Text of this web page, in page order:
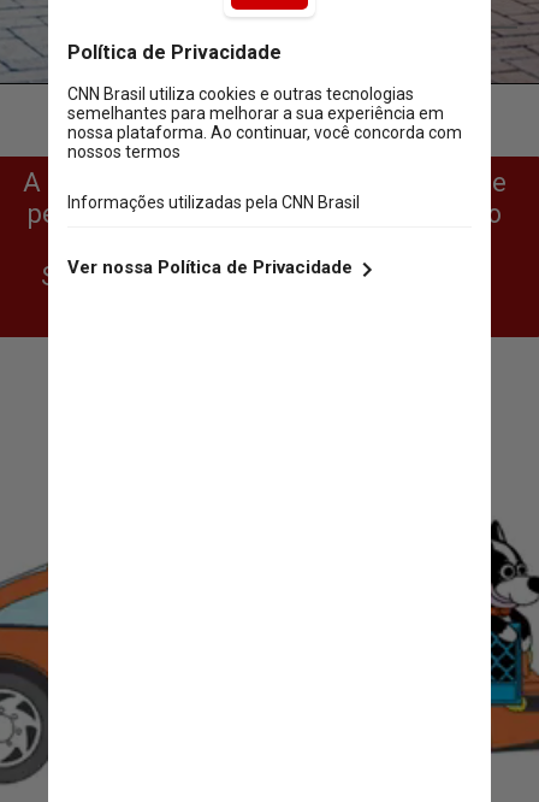
Pexels/Brett Sayles
A Polônia é o país com o maior número de
pessoas com a habilidade, apresentando
Saudita apresentou o pior número, com